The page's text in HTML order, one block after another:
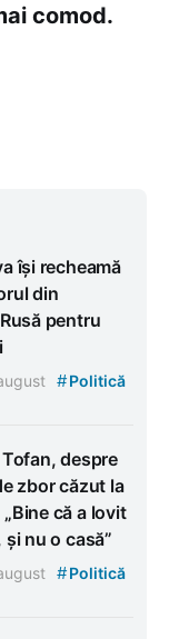
comod.
își recheamă
din
pentru
#Politică
despre
zbor căzut la
că a lovit
nu o casă”
#Politică